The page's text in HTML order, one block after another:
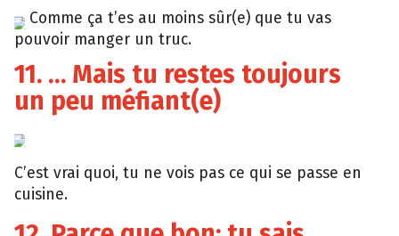
Tumblr
Comme ça t’es au moins sûr(e) que tu vas
pouvoir manger un truc.
11. … Mais tu restes toujours
un peu méfiant(e)
Tumblr
C’est vrai quoi, tu ne vois pas ce qui se passe en
cuisine.